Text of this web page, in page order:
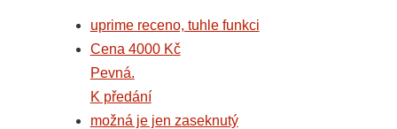
uprime receno, tuhle funkci
Cena 4000 Kč
Pevná.
K předání
možná je jen zaseknutý